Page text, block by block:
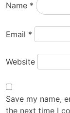
Name *
Email *
Website
Save my name,
the next time I